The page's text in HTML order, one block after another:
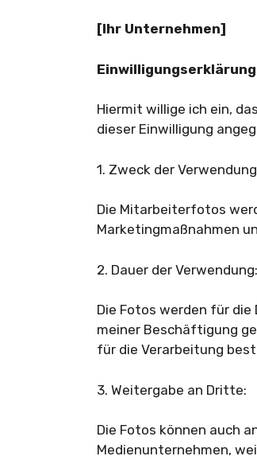
[Ihr Unternehmen]
Hiermit willige ich ein,
dieser Einwilligung
1. Zweck der
Die Mitarbeiterfotos
Marketingmaßnahmen
2. Dauer der Verwendung:
Die Fotos werden für
meiner Beschäftigung
für die Verarbeitung
3. Weitergabe an Dritte:
Die Fotos können auch
Medienunternehmen,